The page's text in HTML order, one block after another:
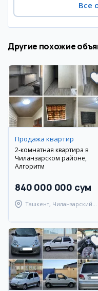
Все
Другие похожие
Продажа квартир
2-комнатная квартира в
Чиланзарском районе,
Алгоритм
840 000 000 сум
Ташкент, Чиланзарский